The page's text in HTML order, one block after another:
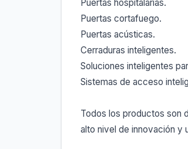
Puertas hospitalarias.
Puertas cortafuego.
Puertas acústicas.
Cerraduras inteligentes.
Soluciones inteligentes
Sistemas de acceso
Todos los productos son
alto nivel de innovación y